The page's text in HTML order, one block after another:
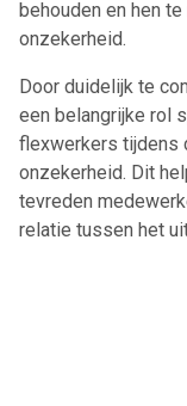
behouden en hen
onzekerheid.
Door duidelijk te
een belangrijke rol
flexwerkers tijdens
onzekerheid. Dit
tevreden
relatie tussen het